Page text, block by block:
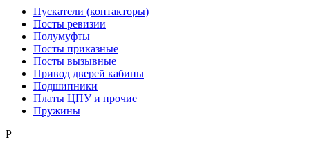
Пускатели (контакторы)
Посты ревизии
Полумуфты
Посты приказные
Посты вызывные
Привод дверей кабины
Подшипники
Платы ЦПУ и прочие
Пружины
Р